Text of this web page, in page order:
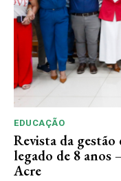
EDUCAÇÃO
Revista da
legado de 8 anos
Acre